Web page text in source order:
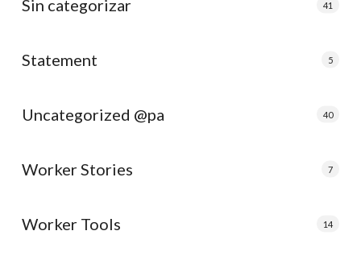
Sin categorizar 41
Statement 5
Uncategorized @pa 40
Worker Stories 7
Worker Tools 14